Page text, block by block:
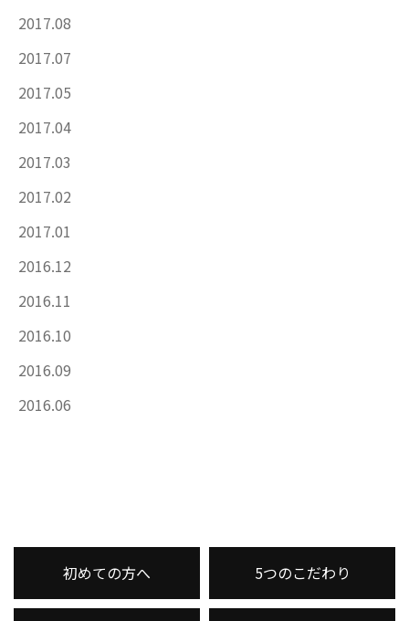
2017.08
2017.07
2017.05
2017.04
2017.03
2017.02
2017.01
2016.12
2016.11
2016.10
2016.09
2016.06
初めての方へ 5つのこだわり